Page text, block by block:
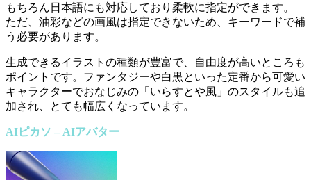
もちろん日本語にも対応しており柔軟に指定ができます。
ただ、油彩などの画風は指定できないため、キーワードで補
う必要があります。
生成できるイラストの種類が豊富で、自由度が高いところも
ポイントです。ファンタジーや白黒といった定番から可愛い
キャラクターでおなじみの「いらすとや風」のスタイルも追
加され、とても幅広くなっています。
AIピカソ – AIアバター